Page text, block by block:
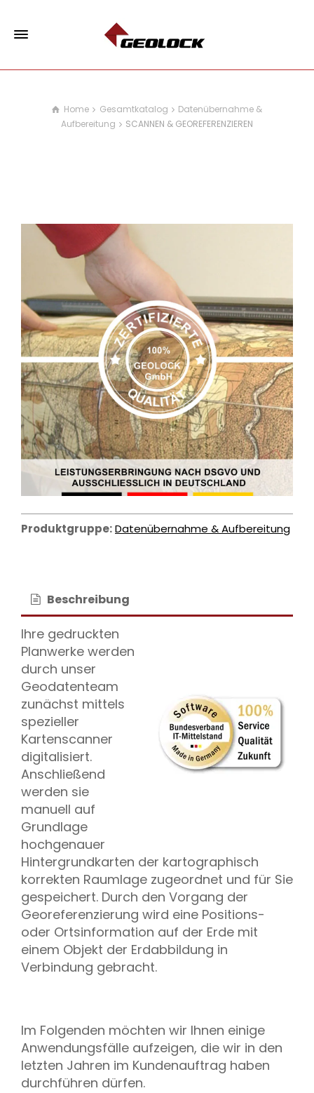
Home Gesamtkatalog
Datenübernahme &
Aufbereitung
SCANNEN & GEOREFERENZIEREN
Produktgruppe:Datenübernahme & Aufbereitung
Beschreibung
Ihre gedruckten
Planwerke werden
durch unser
Geodatenteam
zunächst mittels
spezieller
Kartenscanner
digitalisiert.
Anschließend
werden sie
manuell auf
Grundlage
hochgenauer
Hintergrundkarten der kartographisch
korrekten Raumlage zugeordnet und für Sie
gespeichert. Durch den Vorgang der
Georeferenzierung wird eine Positions-
oder Ortsinformation auf der Erde mit
einem Objekt der Erdabbildung in
Verbindung gebracht.
Im Folgenden möchten wir Ihnen einige
Anwendungsfälle aufzeigen, die wir in den
letzten Jahren im Kundenauftrag haben
durchführen dürfen.